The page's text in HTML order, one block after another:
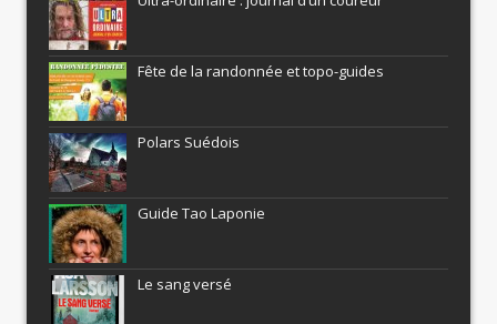
Fête de la randonnée et topo-guides
Polars Suédois
Guide Tao Laponie
Le sang versé